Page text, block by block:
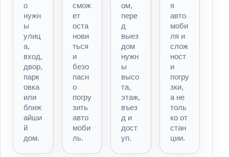
о
нужн
ы
улиц
а,
вход,
двор,
парк
овка
или
ближ
айши
й
дом.
смож
ет
оста
нови
ться
и
безо
пасн
о
погру
зить
авто
моби
ль.
ом,
пере
д
выез
дом
нужн
ы
высо
та,
этаж,
въез
д и
дост
уп.
я
авто
моби
ля и
слож
ност
и
погру
зки,
а не
толь
ко от
стан
ции.